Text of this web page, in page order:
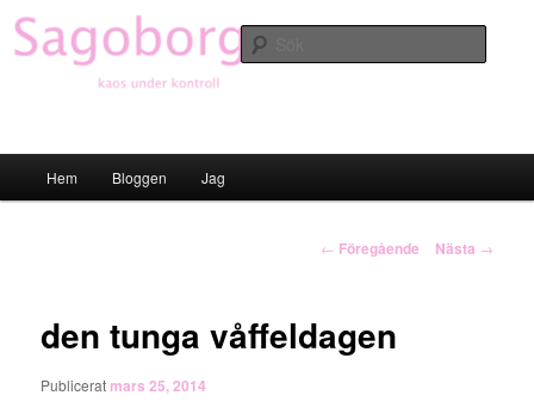
Hoppa
till
primärt
Hem Bloggen Jag
Inläggsnavigering
← Föregående Nästa →
den tunga våffeldagen
Publicerat mars 25, 2014